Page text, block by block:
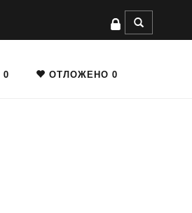
0 ОТЛОЖЕНО 0